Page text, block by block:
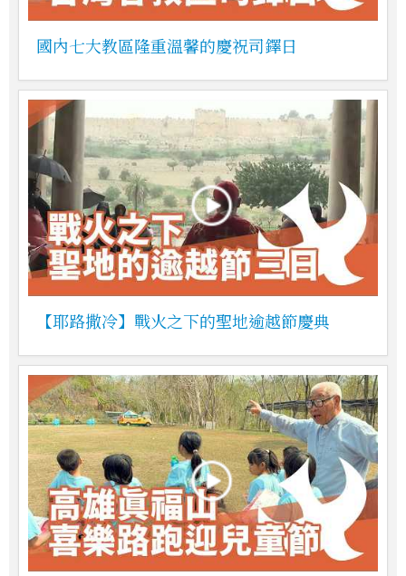
國內七大教區隆重溫馨的慶祝司鐸日
【耶路撒冷】戰火之下的聖地逾越節慶典